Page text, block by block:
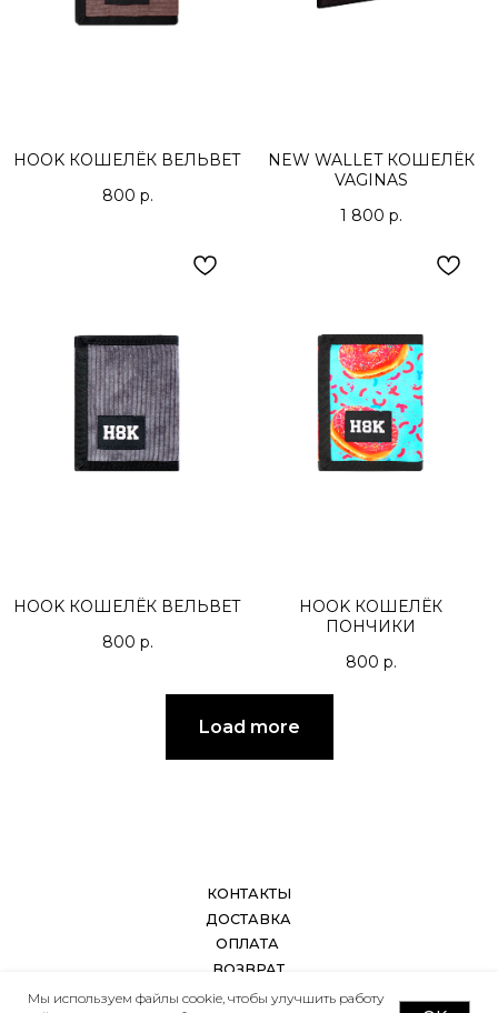
HOOK КОШЕЛЁК ВЕЛЬВЕТ
800 р.
NEW WALLET КОШЕЛЁК
VAGINAS
1 800 р.
HOOK КОШЕЛЁК ВЕЛЬВЕТ
800 р.
HOOK КОШЕЛЁК
ПОНЧИКИ
800 р.
Load more
Мы используем файлы cookie, чтобы улучшить работу